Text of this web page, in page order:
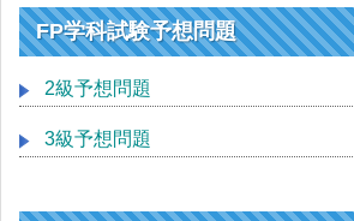
FP学科試験予想問題
2級予想問題
3級予想問題